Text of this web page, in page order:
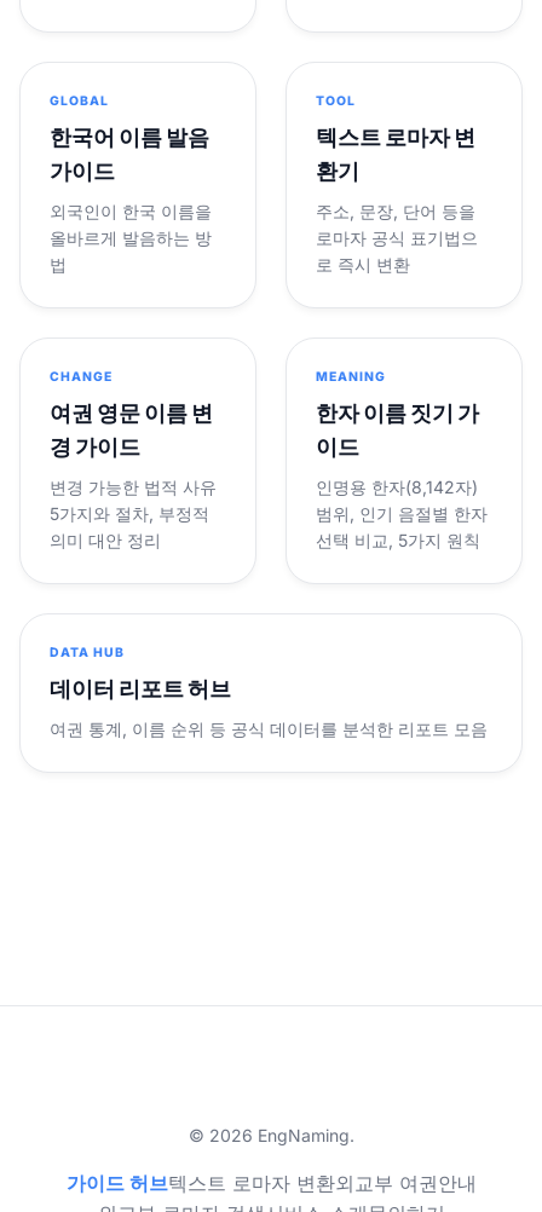
GLOBAL
한국어 이름 발음
가이드
외국인이 한국 이름을
올바르게 발음하는 방
법
TOOL
텍스트 로마자 변
환기
주소, 문장, 단어 등을
로마자 공식 표기법으
로 즉시 변환
CHANGE
여권 영문 이름 변
경 가이드
변경 가능한 법적 사유
5가지와 절차, 부정적
의미 대안 정리
MEANING
한자 이름 짓기 가
이드
인명용 한자(8,142자)
범위, 인기 음절별 한자
선택 비교, 5가지 원칙
DATA HUB
데이터 리포트 허브
여권 통계, 이름 순위 등 공식 데이터를 분석한 리포트 모음
© 2026 EngNaming.
가이드 허브텍스트 로마자 변환외교부 여권안내